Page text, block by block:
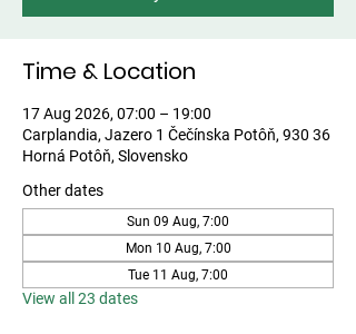
Time & Location
17 Aug 2026, 07:00 – 19:00
Carplandia, Jazero 1 Čečínska Potôň, 930 36
Horná Potôň, Slovensko
Other dates
Sun 09 Aug, 7:00
Mon 10 Aug, 7:00
Tue 11 Aug, 7:00
View all 23 dates